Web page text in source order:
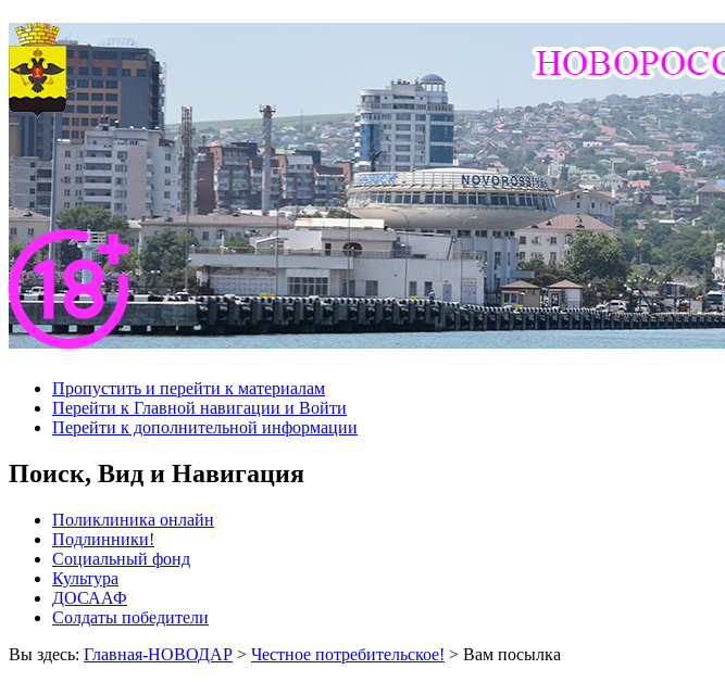
Пропустить и перейти к материалам
Перейти к Главной навигации и Войти
Перейти к дополнительной информации
Поиск, Вид и Навигация
Поликлиника онлайн
Подлинники!
Социальный фонд
Культура
ДОСААФ
Солдаты победители
Вы здесь: Главная-НОВОДАР > Честное потребительское! > Вам посылка